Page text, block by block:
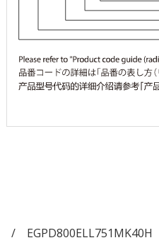
EGPD800ELL751MK40H